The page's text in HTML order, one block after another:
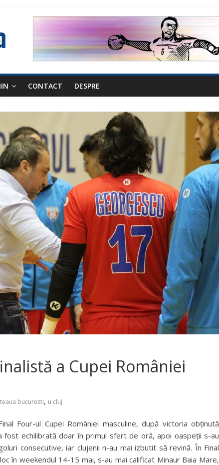
CONTACT DESPRE
a Cupei României
bucuresti, u cluj
Four-ul Cupei României masculine, după victoria obținută
fost echilibrată doar în primul sfert de oră, apoi oaspeții s-au
consecutive, iar clujenii n-au mai izbutit să revină. În Final
în weekendul 14-15 mai, s-au mai calificat Minaur Baia Mare,